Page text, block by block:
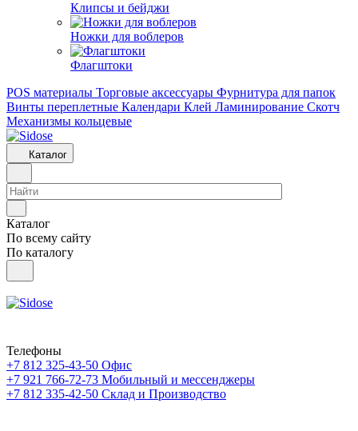
Клипсы и бeйджи
Ножки для воблеров
Флагштоки
POS материалы Торговые аксессуары Фурнитура для папок
Винты переплетные Календари Клей Ламинирование Скотч
Механизмы кольцевые
Каталог
Каталог
По всему сайту
По каталогу
Телефоны
+7 812 325-43-50 Офис
+7 921 766-72-73 Мобильный и мессенджеры
+7 812 335-42-50 Склад и Производство